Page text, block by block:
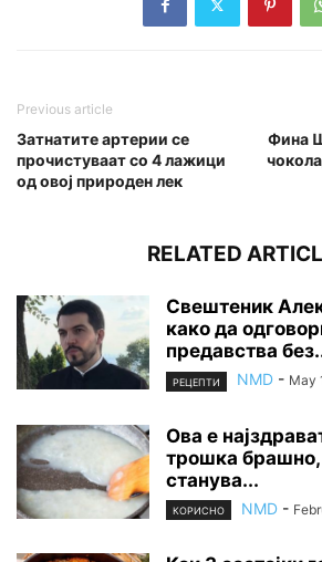
Previous article
Затнатите артерии се
прочистуваат со 4 лажици
од овој природен лек
Фина
RELATED
Свештеник
како да
предавства
РЕЦЕПТИ NMD - May
Ова е
трошка брашно,
станува...
КОРИСНО NMD -